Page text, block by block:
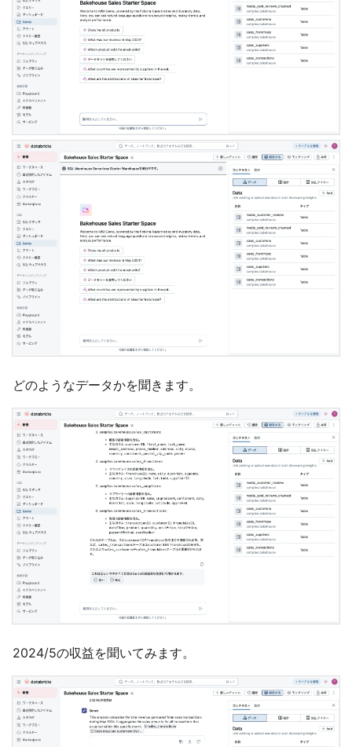
どのようなデータかを聞きます。
2024/5の収益を聞いてみます。